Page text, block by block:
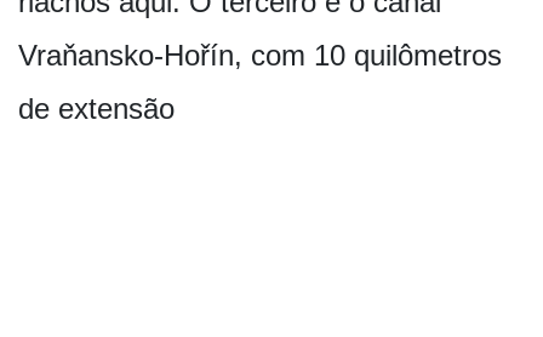
Vraňansko-Hořín, com 10 quilômetros
de extensão